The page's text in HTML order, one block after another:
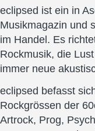
eclipsed ist ein in
Musikmagazin und
im Handel. Es
Rockmusik, die
immer neue
eclipsed befasst
Rockgrössen der
Artrock, Prog,